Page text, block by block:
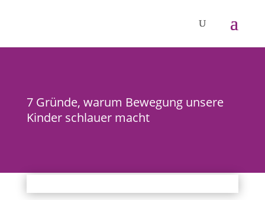
7 Gründe, warum Bewegung unsere
Kinder schlauer macht